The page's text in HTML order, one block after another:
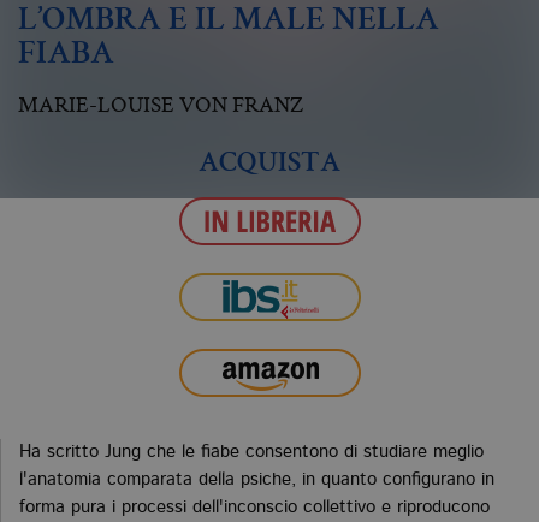
L’OMBRA E IL MALE NELLA
FIABA
MARIE-LOUISE VON FRANZ
ACQUISTA
Ha scritto Jung che le fiabe consentono di studiare meglio
l'anatomia comparata della psiche, in quanto configurano in
forma pura i processi dell'inconscio collettivo e riproducono